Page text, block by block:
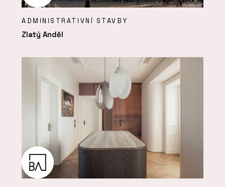
ADMINISTRATIVNÍ STAVBY
Zlatý Anděl